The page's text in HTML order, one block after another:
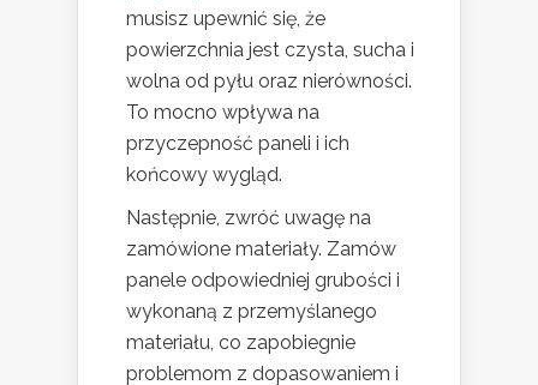
musisz upewnić się, że
powierzchnia jest czysta, sucha i
wolna od pyłu oraz nierówności.
To mocno wpływa na
przyczepność paneli i ich
końcowy wygląd.
Następnie, zwróć uwagę na
zamówione materiały. Zamów
panele odpowiedniej grubości i
wykonaną z przemyślanego
materiału, co zapobiegnie
problemom z dopasowaniem i